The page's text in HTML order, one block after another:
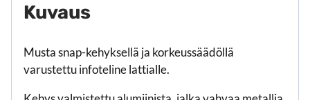
Kuvaus
Musta snap-kehyksellä ja korkeussäädöllä
varustettu infoteline lattialle.